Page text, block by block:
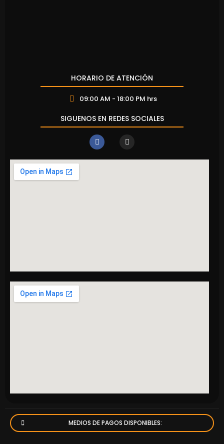
HORARIO DE ATENCIÓN
09:00 AM - 18:00 PM hrs
SIGUENOS EN REDES SOCIALES
MEDIOS DE PAGOS DISPONIBLES: